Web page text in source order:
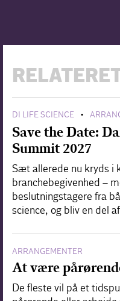
DI LIFE SCIENCE •
Save the Date:
Summit 2027
Sæt allerede nu kryds i
branchebegivenhed –
beslutningstagere fra
science, og bliv en del
ARRANGEMENTER
At være
De fleste vil på et